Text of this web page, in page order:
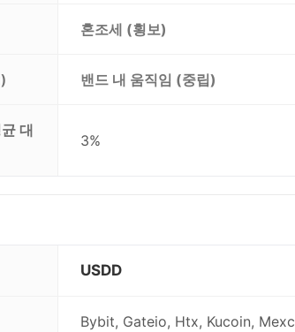
혼조세 (횡보)
밴드 내 움직임 (중립)
대
3%
USDD
Bybit, Gateio, Htx, Kucoin, Mexc